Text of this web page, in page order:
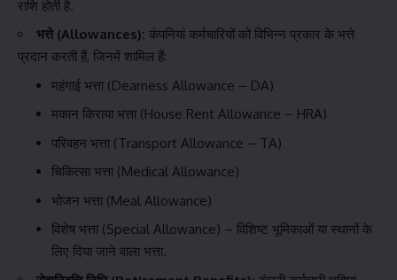
राशि होती है.
भत्ते (Allowances): कंपनियां कर्मचारियों को विभिन्न प्रकार के भत्ते
प्रदान करती हैं, जिनमें शामिल हैं:
महंगाई भत्ता (Dearness Allowance – DA)
मकान किराया भत्ता (House Rent Allowance – HRA)
परिवहन भत्ता (Transport Allowance – TA)
चिकित्सा भत्ता (Medical Allowance)
भोजन भत्ता (Meal Allowance)
विशेष भत्ता (Special Allowance) – विशिष्ट भूमिकाओं या स्थानों के
लिए दिया जाने वाला भत्ता.